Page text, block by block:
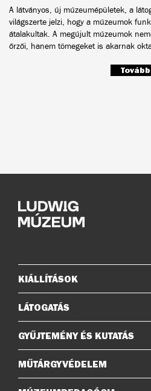
A látványos, új múzeumépületek, a
világszerte jelzi, hogy a múzeumok
átalakultak. A megújult múzeumok
őrzői, hanem tömegeket is akarnak
Tovább
Oldaltérkép
KIÁLLÍTÁSOK
LÁTOGATÁS
GYŰJTEMÉNY ÉS KUTATÁS
MŰTÁRGYVÉDELEM